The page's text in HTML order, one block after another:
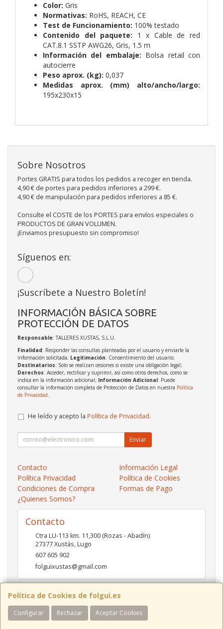
Color: Gris
Normativas: RoHS, REACH, CE
Test de Funcionamiento: 100% testado
Contenido del paquete: 1 x Cable de red
CAT.8.1 SSTP AWG26, Gris, 1.5 m
Información del embalaje: Bolsa retail con
autocierre
Peso aprox. (kg): 0,037
Medidas aprox. (mm) alto/ancho/largo:
195x230x15
Política de Cookies de folgui.es
Configurar Rechazar Aceptar Cookies
Sobre Nosotros
Portes GRATIS para todos los pedidos a recoger en tienda.
4,90 € de portes para pedidos inferiores a 299 €.
4,90 € de manipulación para pedidos inferiores a 85 €.
Consulte el COSTE de los PORTES para envíos especiales o
PRODUCTOS DE GRAN VOLUMEN.
¡Enviamos presupuesto sin compromiso!
Síguenos en:
¡Suscríbete a Nuestro Boletín!
INFORMACIÓN BÁSICA SOBRE
PROTECCIÓN DE DATOS
Responsable: TALLERES XUSTAS, S.L.U.
Finalidad: Responder las consultas planteadas por el usuario y enviarle la
información solicitada; Legitimación: Consentimiento del usuario;
Destinatarios: Solo se realizan cesiones si existe una obligación legal;
Derechos: Acceder, rectificar y suprimir, así como otros derechos, como se
indica en la información adicional; Información Adicional: Puede
consultar la información completa de Protección de Datos en nuestra Política
de Privacidad
He leído y acepto la Política de Privacidad.
Enviar
Contacto
Información Legal
Política Privacidad
Política de Cookies
Condiciones de Compra
Formas de Pago
¿Quienes Somos?
Contacto
Ctra LU-113 km. 11,300 (Rozas - Abadín)
27377Xustás,Lugo
607 605 902
folguixustas@gmail.com
Horario
Lunes a viernes de 10:00 a 14:00 y de 16:00 a 20:00.
Sábados de 10:00 a 14:00 y de 16:00 a 19:00